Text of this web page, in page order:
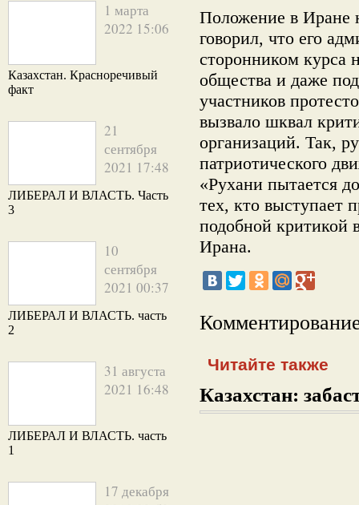
1 марта
2022 15:06
Казахстан. Красноречивый
факт
21
сентября
2021 17:48
ЛИБЕРАЛ И ВЛАСТЬ. Часть
3
10
сентября
2021 00:37
ЛИБЕРАЛ И ВЛАСТЬ. часть
2
31 августа
2021 16:48
ЛИБЕРАЛ И ВЛАСТЬ. часть
1
17 декабря
Положение в Иране
говорил, что его
сторонником курса
общества и даже
участников
вызвало шквал
организаций. Так,
патриотического
«Рухани пытается
тех, кто выступает
подобной критикой
Ирана.
Читайте также
Казахстан: